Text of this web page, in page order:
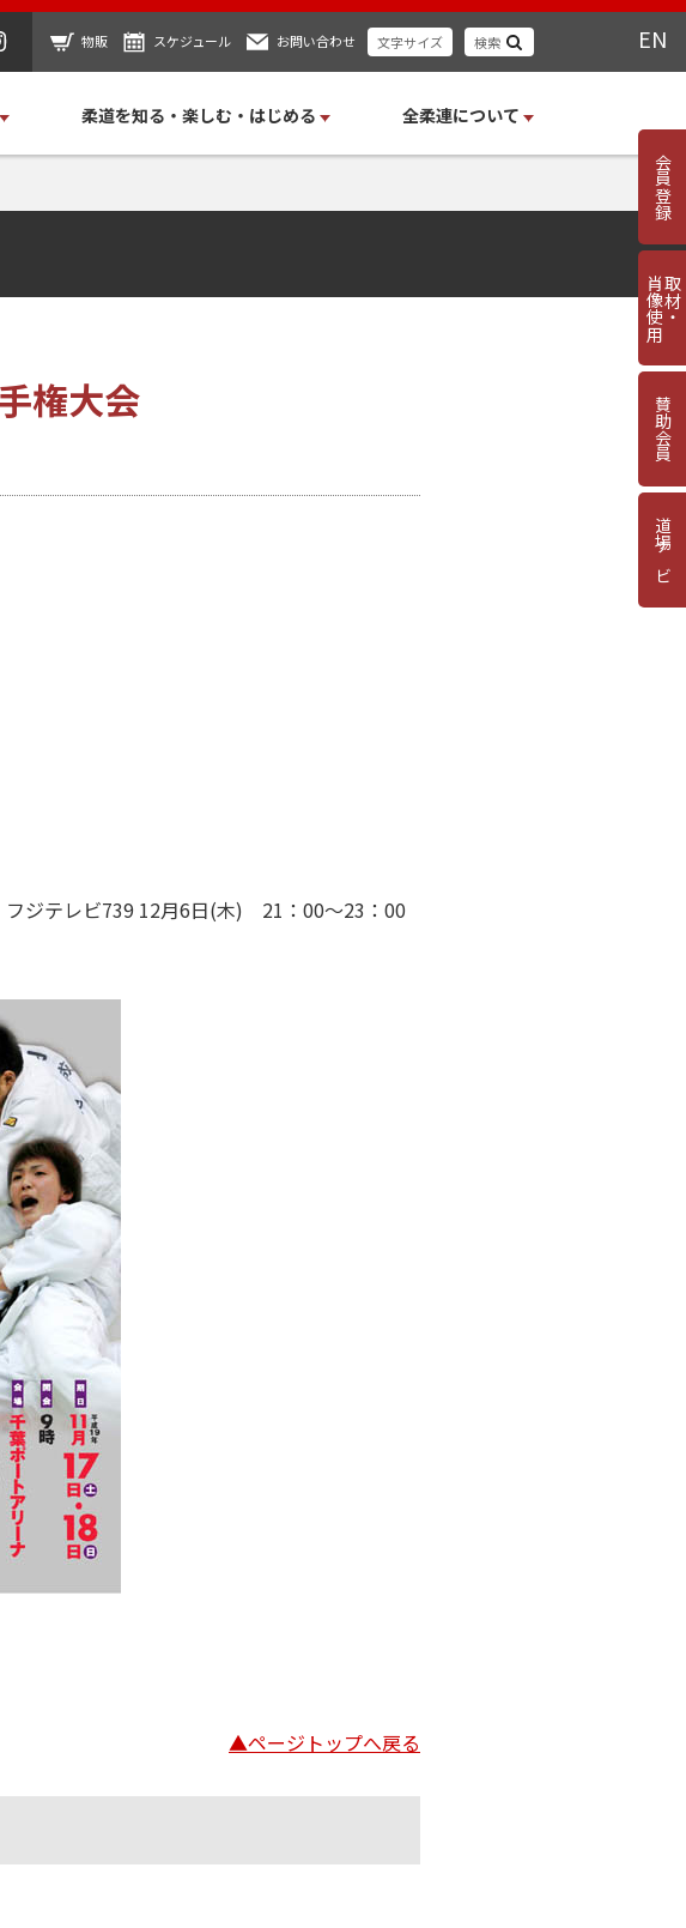
物販 スケジュール お問い合わせ 文字サイズ 検索 EN
柔道を知る・楽しむ・はじめる 全柔連について
会員登録
取材・
肖像使用
賛助会員
道場ナビ
権大会
フジテレビ739 12月6日(木) 21：00～23：00
▲ページトップへ戻る